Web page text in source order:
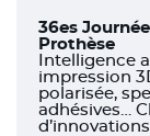
36es
Prothèse
Intelligence
impression
polarisée,
adhésives…
d’innovations,